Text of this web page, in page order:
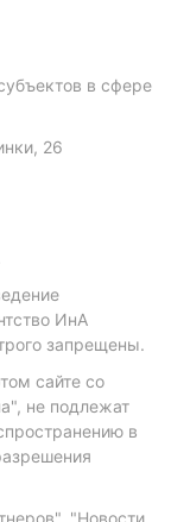
в сфере
26
ИнА
запрещены.
сайте со
не подлежат
в
"Новости